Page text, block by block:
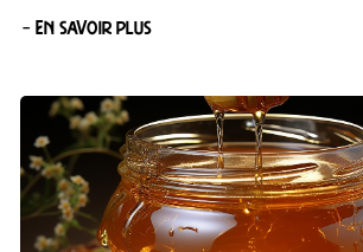
– En savoir plus